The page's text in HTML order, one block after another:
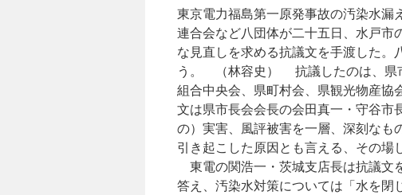
東京電力福島第一原発事故の汚染水漏
連合会など八団体が二十五日、水戸市
な見直しを求める抗議文を手渡した
う。 （林容史） 抗議したのは、県
組合中央会、県町村会、県観光物産
文は県市長会会長の会田真一・守谷市
の）実害、風評被害を一層、深刻なも
引き起こした原因とも言える、その場
東電の関浩一・茨城支店長は抗議文
答え、汚染水対策については「水を閉